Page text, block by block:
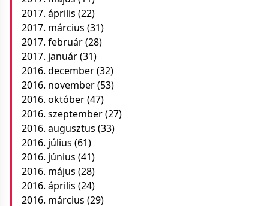
2017. április (22)
2017. március (31)
2017. február(28)
2017. január(31)
2016. december(32)
2016. november(53)
2016. október(47)
2016. szeptember(27)
2016. augusztus (33)
2016. július (61)
2016. június (41)
2016. május (28)
2016. április (24)
2016. március (29)